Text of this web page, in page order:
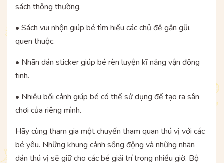
sách thông thường.
• Sách vui nhộn giúp bé tìm hiểu các chủ đề gần gũi,
quen thuộc.
• Nhãn dán sticker giúp bé rèn luyện kĩ năng vận động
tinh.
• Nhiều bối cảnh giúp bé có thể sử dụng để tạo ra sân
chơi của riêng mình.
Hãy cùng tham gia một chuyến tham quan thú vị với các
bé yêu. Những khung cảnh sống động và những nhãn
dán thú vị sẽ giữ cho các bé giải trí trong nhiều giờ. Bộ